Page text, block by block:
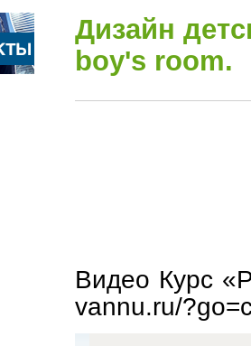
Дизайн
boy's room.
Видео Курс
vannu.ru/